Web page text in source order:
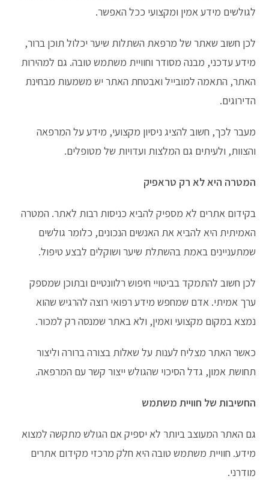
לגולשים מידע אמין ומקצועי ככל האפשר.
לכן חשוב שאתר של מרפאת השתלות שיער יכלול תוכן ברור,
מידע עדכני, מבנה מסודר וחוויית משתמש טובה. גם למהירות
האתר, התאמה למובייל ואבטחת האתר יש משמעות מבחינת
הדירוגים.
מעבר לכך, חשוב להציג ניסיון מקצועי, מידע על המרפאה
והצוות, ולעיתים גם המלצות ועדויות של מטופלים.
המטרה היא לא רק טראפיק
בקידום אתרים לא מספיק להביא כניסות רבות לאתר. המטרה
האמיתית היא להביא את האנשים הנכונים, כלומר גולשים
שמתעניינים באמת בהשתלת שיער ושוקלים לבצע טיפול.
לכן חשוב להתמקד בביטויי חיפוש רלוונטיים ובתוכן שמספק
ערך אמיתי. אדם שמחפש מידע רפואי רוצה להרגיש שהוא
נמצא במקום מקצועי ואמין, ולא באתר שמנסה רק למכור.
כאשר האתר מצליח לענות על שאלות בצורה ברורה וליצור
תחושת אמון, גדל הסיכוי שהגולש ייצור קשר עם המרפאה.
החשיבות של חוויית משתמש
גם האתר המעוצב ביותר לא יספיק אם הגולש מתקשה למצוא
מידע. חוויית משתמש טובה היא חלק מרכזי מקידום אתרים
מודרני.